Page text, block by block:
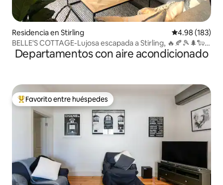
Residencia en Stirling Calificación
4.98 (183)
BELLE'S COTTAGE-Lujosa escapada a Stirling, 🔥🍂🎾🌲🐑
🐓
Departamentos con aire acondicionado
De los mejores en Favorito entre huéspedes
Favorito entre huéspedes